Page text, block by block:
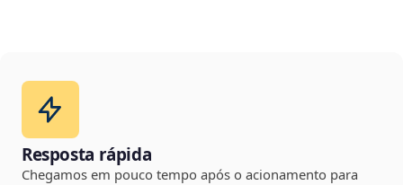
Resposta rápida
Chegamos em pouco tempo após o acionamento para